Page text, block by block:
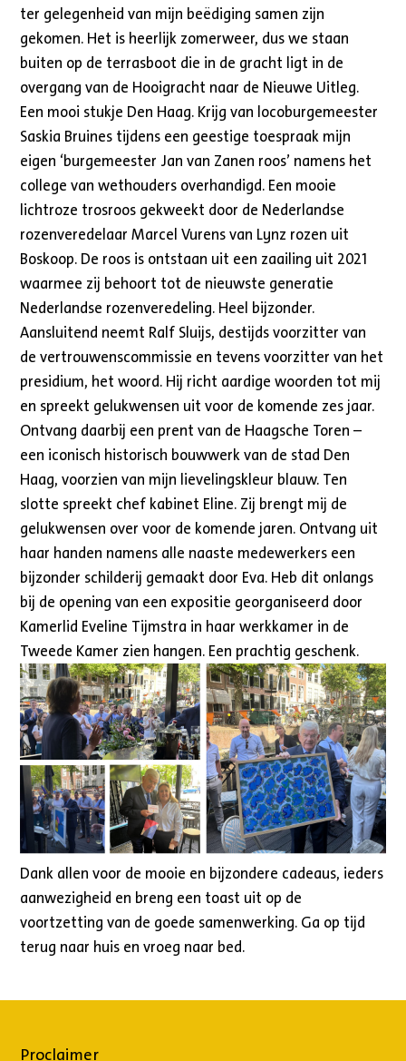
ter gelegenheid van mijn beëdiging samen zijn
gekomen. Het is heerlijk zomerweer, dus we staan
buiten op de terrasboot die in de gracht ligt in de
overgang van de Hooigracht naar de Nieuwe Uitleg.
Een mooi stukje Den Haag. Krijg van locoburgemeester
Saskia Bruines tijdens een geestige toespraak mijn
eigen ‘burgemeester Jan van Zanen roos’ namens het
college van wethouders overhandigd. Een mooie
lichtroze trosroos gekweekt door de Nederlandse
rozenveredelaar Marcel Vurens van Lynz rozen uit
Boskoop. De roos is ontstaan uit een zaailing uit 2021
waarmee zij behoort tot de nieuwste generatie
Nederlandse rozenveredeling. Heel bijzonder.
Aansluitend neemt Ralf Sluijs, destijds voorzitter van
de vertrouwenscommissie en tevens voorzitter van het
presidium, het woord. Hij richt aardige woorden tot mij
en spreekt gelukwensen uit voor de komende zes jaar.
Ontvang daarbij een prent van de Haagsche Toren –
een iconisch historisch bouwwerk van de stad Den
Haag, voorzien van mijn lievelingskleur blauw. Ten
slotte spreekt chef kabinet Eline. Zij brengt mij de
gelukwensen over voor de komende jaren. Ontvang uit
haar handen namens alle naaste medewerkers een
bijzonder schilderij gemaakt door Eva. Heb dit onlangs
bij de opening van een expositie georganiseerd door
Kamerlid Eveline Tijmstra in haar werkkamer in de
Tweede Kamer zien hangen. Een prachtig geschenk.
Dank allen voor de mooie en bijzondere cadeaus, ieders
aanwezigheid en breng een toast uit op de
voortzetting van de goede samenwerking. Ga op tijd
terug naar huis en vroeg naar bed.
Proclaimer